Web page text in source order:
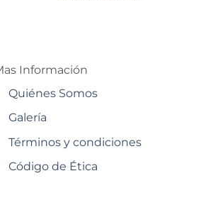
Información
Quiénes Somos
Galería
Términos y condiciones
Código de Ética